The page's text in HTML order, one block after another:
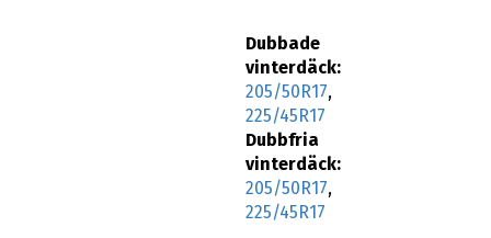
Dubbade
vinterdäck:
205/50R17,
225/45R17
Dubbfria
vinterdäck:
205/50R17,
225/45R17